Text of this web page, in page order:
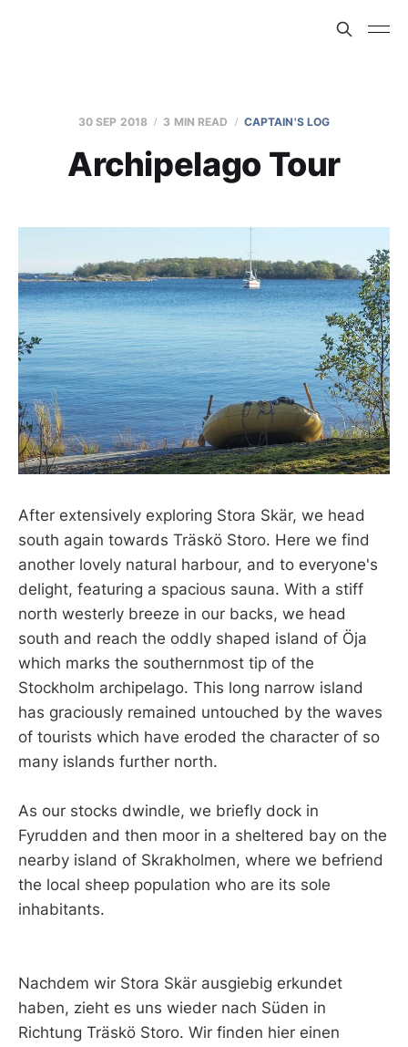
30 SEP 2018 3 MIN READ CAPTAIN'S LOG
Archipelago Tour
After extensively exploring Stora Skär, we head
south again towards Träskö Storo. Here we find
another lovely natural harbour, and to everyone's
delight, featuring a spacious sauna. With a stiff
north westerly breeze in our backs, we head
south and reach the oddly shaped island of Öja
which marks the southernmost tip of the
Stockholm archipelago. This long narrow island
has graciously remained untouched by the waves
of tourists which have eroded the character of so
many islands further north.
As our stocks dwindle, we briefly dock in
Fyrudden and then moor in a sheltered bay on the
nearby island of Skrakholmen, where we befriend
the local sheep population who are its sole
inhabitants.
Nachdem wir Stora Skär ausgiebig erkundet
haben, zieht es uns wieder nach Süden in
Richtung Träskö Storo. Wir finden hier einen